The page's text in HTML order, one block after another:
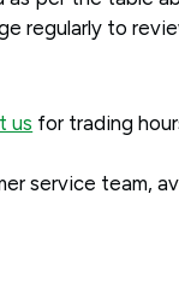
regularly to
us for trading
service team,